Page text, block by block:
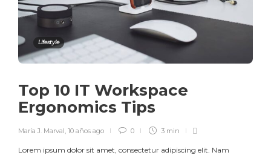
Lifestyle
Top 10 IT Workspace
Ergonomics Tips
María J. Marval 10 años ago 0 3 min
Lorem ipsum dolor sit amet, consectetur adipiscing elit. Nam